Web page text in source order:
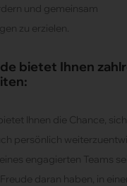
und gemeinsam
zu erzielen.
bietet Ihnen
Ihnen die Chance,
persönlich
engagierten Teams
daran haben, in